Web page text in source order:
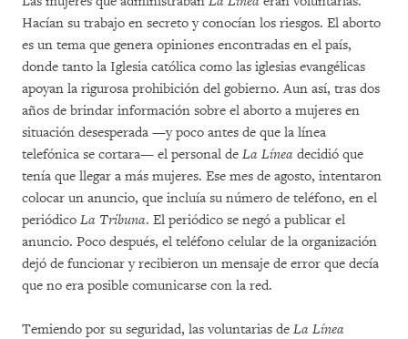
Hacían su trabajo en secreto y conocían los riesgos. El aborto
es un tema que genera opiniones encontradas en el país,
donde tanto la Iglesia católica como las iglesias evangélicas
apoyan la rigurosa prohibición del gobierno. Aun así, tras dos
años de brindar información sobre el aborto a mujeres en
situación desesperada —y poco antes de que la línea
telefónica se cortara— el personal de La Línea decidió que
tenía que llegar a más mujeres. Ese mes de agosto, intentaron
colocar un anuncio, que incluía su número de teléfono, en el
periódico La Tribuna. El periódico se negó a publicar el
anuncio. Poco después, el teléfono celular de la organización
dejó de funcionar y recibieron un mensaje de error que decía
que no era posible comunicarse con la red.
Temiendo por su seguridad, las voluntarias de La Línea